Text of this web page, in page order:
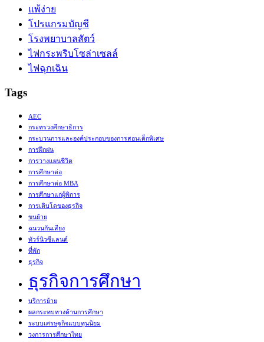
แพ้ง่าย
โปรแกรมบัญชี
โรงพยาบาลสัตว์
ไฟกระพริบโซล่าเซลล์
ไฟฉุกเฉิน
Tags
AEC
กระทรวงศึกษาธิการ
กระบวนการและองค์ประกอบของการสอนเด็กพิเศษ
การฝึกฝน
การวางแผนชีวิต
การศึกษาต่อ
การศึกษาต่อ MBA
การศึกษาแก่ผู้พิการ
การเติบโตของธุรกิจ
ขนย้าย
ฉนวนกันเสียง
ทัวร์นิวซีแลนด์
ที่พัก
ธุรกิจ
ธุรกิจการศึกษา
บริการย้าย
ผลกระทบทางด้านการศึกษา
ระบบเศรษฐกิจแบบทุนนิยม
วงการการศึกษาไทย